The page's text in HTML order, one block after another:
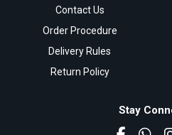
Contact Us
Order Procedure
Delivery Rules
Return Policy
Stay